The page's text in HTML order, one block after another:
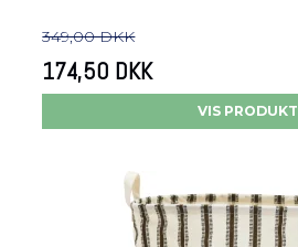
349,00 DKK
174,50 DKK
VIS PRODUKT